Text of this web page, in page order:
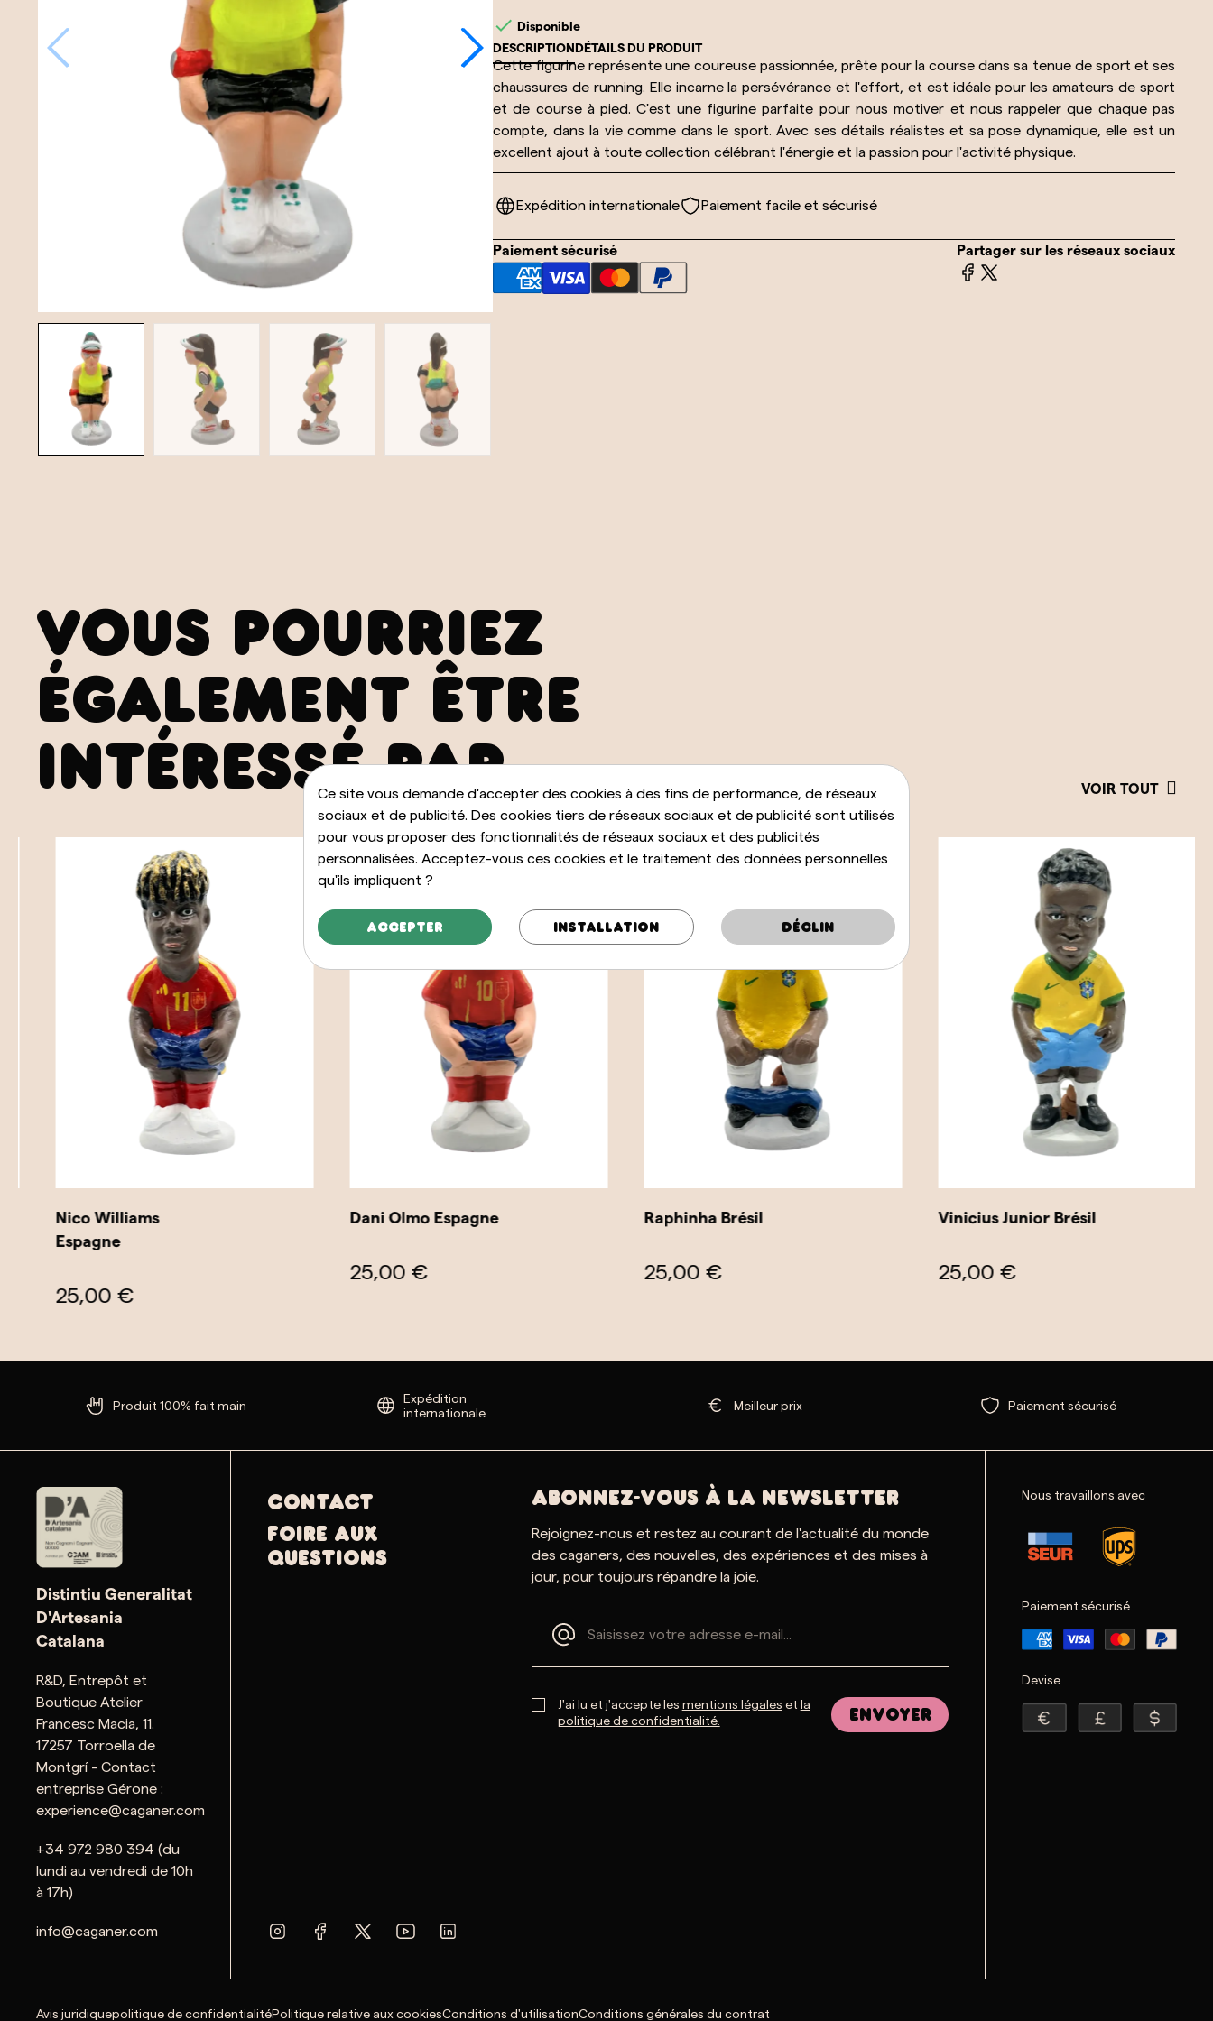
 Disponible
DESCRIPTIONDÉTAILS DU PRODUIT
Cette figurine représente une coureuse passionnée, prête pour la course dans sa tenue de sport et ses
chaussures de running. Elle incarne la persévérance et l'effort, et est idéale pour les amateurs de sport
et de course à pied. C'est une figurine parfaite pour nous motiver et nous rappeler que chaque pas
compte, dans la vie comme dans le sport. Avec ses détails réalistes et sa pose dynamique, elle est un
excellent ajout à toute collection célébrant l'énergie et la passion pour l'activité physique.
Expédition internationale Paiement facile et sécurisé
Paiement sécurisé Partager sur les réseaux sociaux
VOUS POURRIEZ
ÉGALEMENT ÊTRE
INTÉRESSÉ PAR
VOIR TOUT
Nico Williams
Espagne
25,00 €
Dani Olmo Espagne
25,00 €
Raphinha Brésil
25,00 €
Vinicius Junior Brésil
25,00 €
Produit 100% fait main
Expédition
internationale
Meilleur prix Paiement sécurisé
Distintiu Generalitat
D'Artesania
Catalana
R&D, Entrepôt et
Boutique Atelier
Francesc Macia, 11.
17257 Torroella de
Montgrí - Contact
entreprise Gérone :
experience@caganer.com
+34 972 980 394 (du
lundi au vendredi de 10h
à 17h)
info@caganer.com
Contact
Foire aux
questions
ABONNEZ-VOUS À LA NEWSLETTER
Rejoignez-nous et restez au courant de l'actualité du monde
des caganers, des nouvelles, des expériences et des mises à
jour, pour toujours répandre la joie.
J'ai lu et j'accepte les mentions légales et la
politique de confidentialité.
Envoyer
Nous travaillons avec
Paiement sécurisé
Devise
Avis juridiquepolitique de confidentialitéPolitique relative aux cookiesConditions d'utilisationConditions générales du contrat
Ce site vous demande d'accepter des cookies à des fins de performance, de réseaux
sociaux et de publicité. Des cookies tiers de réseaux sociaux et de publicité sont utilisés
pour vous proposer des fonctionnalités de réseaux sociaux et des publicités
personnalisées. Acceptez-vous ces cookies et le traitement des données personnelles
qu'ils impliquent ?
Accepter Installation Déclin